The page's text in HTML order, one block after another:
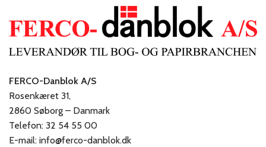
FERCO-Danblok A/S
Rosenkæret 31,
2860 Søborg – Danmark
Telefon: 32 54 55 00
E-mail: info@ferco-danblok.dk